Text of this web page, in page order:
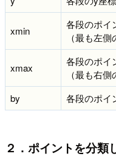
xmin
各段のポイ
（最も左
xmax
各段のポイ
（最も右
by
各段のポイ
２．ポイントを分類